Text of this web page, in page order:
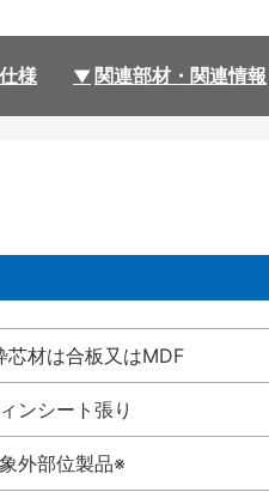
様 関連部材・関連情報
芯材は合板又はMDF
ンシート張り
外部位製品※